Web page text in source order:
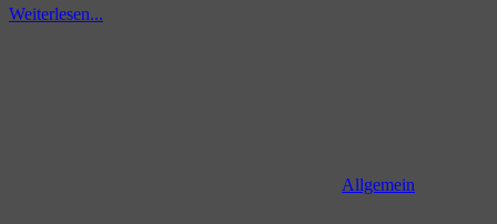
Weiterlesen...
Allgemein